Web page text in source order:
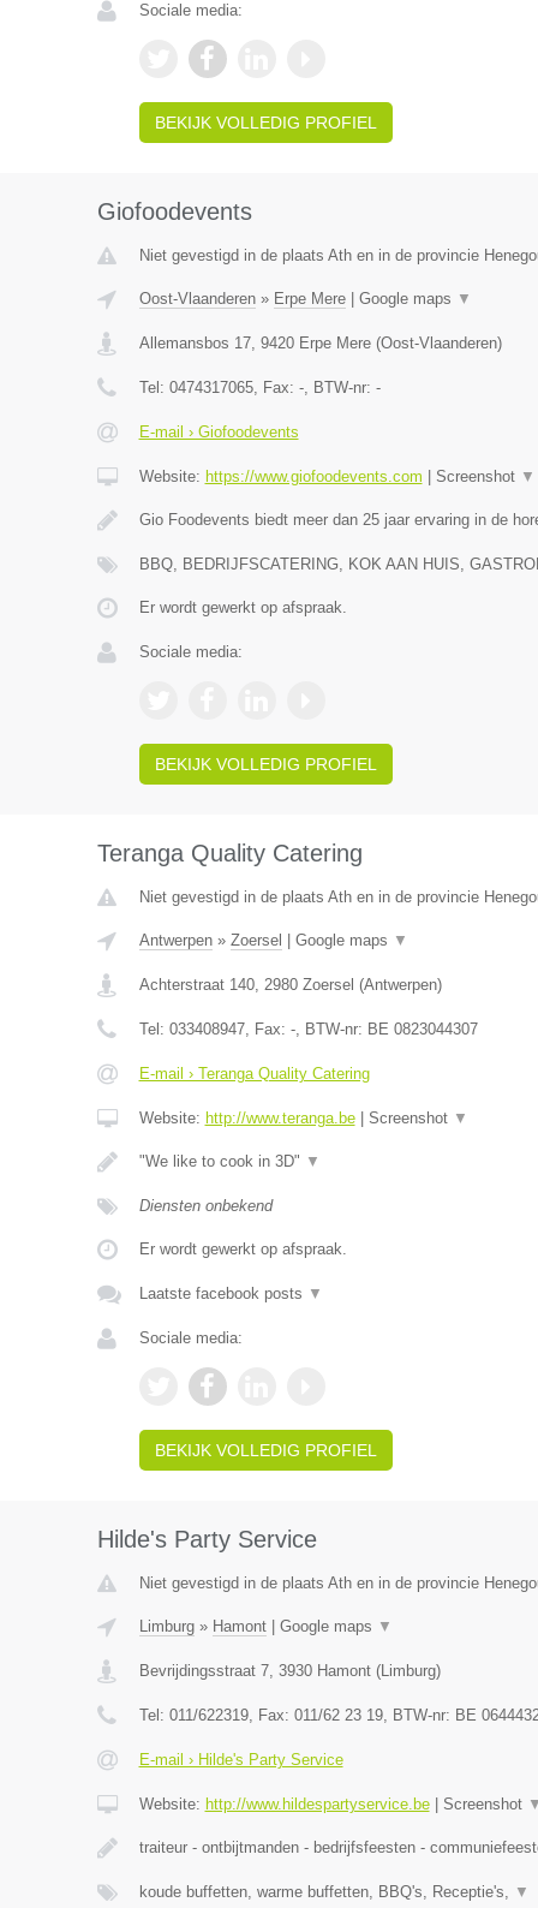
Sociale media:
BEKIJK VOLLEDIG PROFIEL
Giofoodevents
Niet gevestigd in de plaats Ath en in de provincie
Oost-Vlaanderen» Erpe Mere| Google maps ▼
Allemansbos 17, 9420 Erpe Mere(Oost-Vlaanderen)
Tel: 0474317065, Fax: -, BTW-nr: -
E-mail › Giofoodevents
Website: https://www.giofoodevents.com Screenshot ▼
Gio Foodevents biedt meer dan 25 jaar ervaring in de
BBQ, BEDRIJFSCATERING, KOK AAN HUIS,
Er wordt gewerkt op afspraak.
Sociale media:
BEKIJK VOLLEDIG PROFIEL
Teranga Quality Catering
Niet gevestigd in de plaats Ath en in de provincie
Antwerpen» Zoersel Google maps ▼
Achterstraat 140, 2980 Zoersel (Antwerpen)
Tel: 033408947, Fax: -, BTW-nr: BE 0823044307
E-mail › Teranga Quality Catering
Website: http://www.teranga.be| Screenshot ▼
"We like to cook in 3D" ▼
Diensten onbekend
Er wordt gewerkt op afspraak.
Laatste facebook posts ▼
Sociale media:
BEKIJK VOLLEDIG PROFIEL
Hilde's Party Service
Niet gevestigd in de plaats Ath en in de provincie
Limburg» Hamont| Google maps ▼
Bevrijdingsstraat 7, 3930 Hamont(Limburg)
Tel: 011/622319, Fax: 011/62 23 19, BTW-nr: BE
E-mail › Hilde's Party Service
Website: http://www.hildespartyservice.be| Screenshot ▼
traiteur - ontbijtmanden - bedrijfsfeesten -
koude buffetten, warme buffetten, BBQ's, Receptie's, ▼